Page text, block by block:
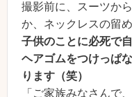
撮影前に、スーツか
か、ネックレスの留
子供のことに必死で
ヘアゴムをつけっぱ
ります（笑）
「ご家族みなさんで